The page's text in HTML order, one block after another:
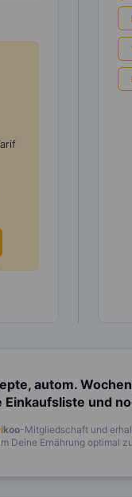
autom.
Einkaufsliste und
koo-Mitgliedschaft und
Deine Ernährung optimal